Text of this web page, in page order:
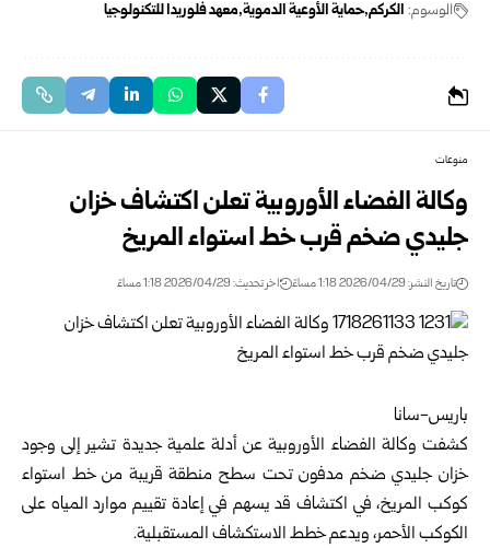
الوسوم: الكركم حماية الأوعية الدموية معهد فلوريدا للتكنولوجيا
منوعات
وكالة الفضاء الأوروبية تعلن اكتشاف خزان
جليدي ضخم قرب خط استواء المريخ
تاريخ النشر: 2026/04/29 1:18 مساءً اخر تحديث: 2026/04/29 1:18 مساءً
باريس-سانا
كشفت وكالة الفضاء الأوروبية عن أدلة علمية جديدة تشير إلى وجود
خزان جليدي ضخم مدفون تحت سطح منطقة قريبة من خط استواء
كوكب المريخ، في اكتشاف قد يسهم في إعادة تقييم موارد المياه على
الكوكب الأحمر، ويدعم خطط الاستكشاف المستقبلية.